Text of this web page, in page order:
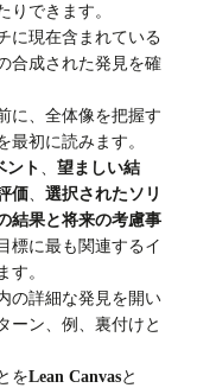
りできます。
に現在含まれている
合成された発見を確
に、全体像を把握す
最初に読みます。
ント
望ましい結
価
選択されたソリ
結果と将来の考慮事
標に最も関連するイ
す。
の詳細な発見を開い
ーン、例、裏付けと
をLean Canvasと